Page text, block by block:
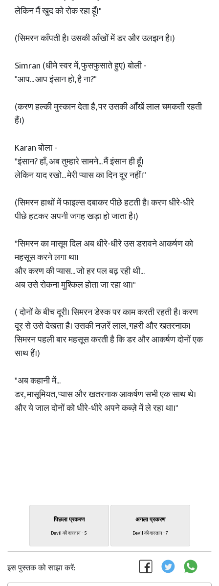
लेकिन मैं खुद को रोक रहा हूँ।"
(सिमरन काँपती है। उसकी आँखों में डर और उलझन है।)
Simran (धीमे स्वर में, फुसफुसाते हुए) बोली -
"आप... आप इंसान हो, है ना?"
(करण हल्की मुस्कान देता है, पर उसकी आँखें लाल चमकती रहती
हैं।)
Karan बोला -
"इंसान? हाँ, अब तुम्हारे सामने... मैं इंसान ही हूँ।
लेकिन याद रखो... मेरी प्यास का दिन दूर नहीं।"
(सिमरन हाथों में फाइल्स दबाकर पीछे हटती है। करण धीरे-धीरे
पीछे हटकर अपनी जगह खड़ा हो जाता है।)
"सिमरन का मासूम दिल अब धीरे-धीरे उस डरावने आकर्षण को
महसूस करने लगा था।
और करण की प्यास... जो हर पल बढ़ रही थी...
अब उसे रोकना मुश्किल होता जा रहा था।"
( दोनों के बीच दूरी। सिमरन डेस्क पर काम करती रहती है। करण
दूर से उसे देखता है। उसकी नज़रें लाल, गहरी और खतरनाक।
सिमरन पहली बार महसूस करती है कि डर और आकर्षण दोनों एक
साथ हैं।)
"अब कहानी में...
डर, मासूमियत, प्यास और खतरनाक आकर्षण सभी एक साथ थे।
और ये जाल दोनों को धीरे-धीरे अपने कब्ज़े में ले रहा था।"
पिछला प्रकरण
Devil की दास्तान - 5
अगला प्रकरण
Devil की दास्तान - 7
इस पुस्तक को साझा करें: